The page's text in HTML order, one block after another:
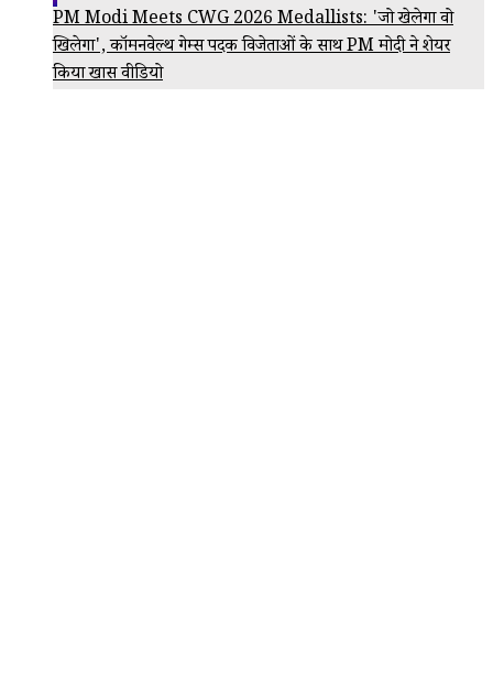
PM Modi Meets CWG 2026 Medallists: 'जो खेलेगा वो
खिलेगा', कॉमनवेल्थ गेम्स पदक विजेताओं के साथ PM मोदी ने शेयर
किया खास वीडियो